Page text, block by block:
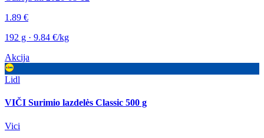
1.89 €
192 g · 9.84 €/kg
Akcija
Lidl
VIČI Surimio lazdelės Classic 500 g
Vici